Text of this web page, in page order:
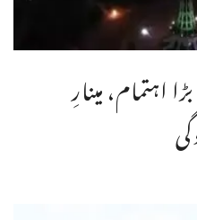
اہتمام، مینارِ